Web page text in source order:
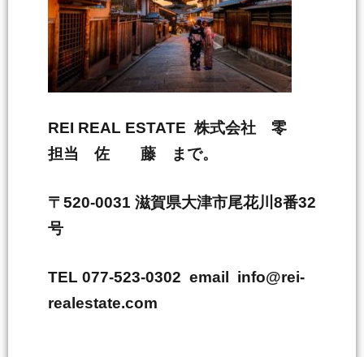
REI REAL ESTATE 株式会社 零
担当 佐 藤 まで。
〒520-0031 滋賀県大津市尾花川8番32
号
TEL 077-523-0302 email info@rei-
realestate.com